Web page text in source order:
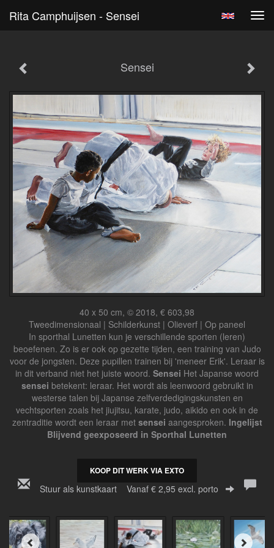
Rita Camphuijsen - Sensei
Sensei
40 x 50 cm, © 2018, € 603,98
Tweedimensionaal | Schilderkunst | Olieverf | Op paneel
In sporthal Lunetten kun je verschillende sporten (leren)
beoefenen. Zo is er ook op gezette tijden, een training van Judo
voor de jongsten. Deze pupillen trainen bij 'meneer Erik'. Leraar is
in dit verband niet het juiste woord. Sensei Het Japanse woord
sensei betekent: leraar. Het wordt als leenwoord gebruikt in
westerse talen bij Japanse zelfverdedigingskunsten en
vechtsporten zoals het jiujitsu, karate, judo, aikido en ook in de
zentraditie wordt een leraar met sensei aangesproken. Ingelijst
Blijvend geexposeerd in Sporthal Lunetten
KOOP DIT WERK VIA EXTO
Stuur als kunstkaart Vanaf € 2,95 excl. porto